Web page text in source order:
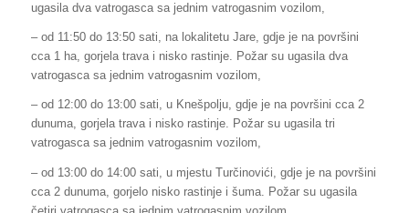
ugasila dva vatrogasca sa jednim vatrogasnim vozilom,
– od 11:50 do 13:50 sati, na lokalitetu Jare, gdje je na površini
cca 1 ha, gorjela trava i nisko rastinje. Požar su ugasila dva
vatrogasca sa jednim vatrogasnim vozilom,
– od 12:00 do 13:00 sati, u Knešpolju, gdje je na površini cca 2
dunuma, gorjela trava i nisko rastinje. Požar su ugasila tri
vatrogasca sa jednim vatrogasnim vozilom,
– od 13:00 do 14:00 sati, u mjestu Turčinovići, gdje je na površini
cca 2 dunuma, gorjelo nisko rastinje i šuma. Požar su ugasila
četiri vatrogasca sa jednim vatrogasnim vozilom,